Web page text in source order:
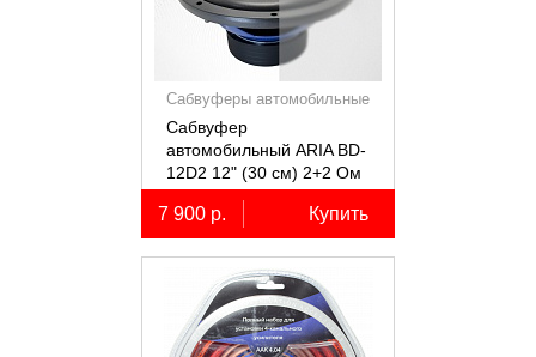
Сабвуферы автомобильные
Сабвуфер
автомобильный ARIA BD-
12D2 12" (30 см) 2+2 Ом
7 900 р. Купить